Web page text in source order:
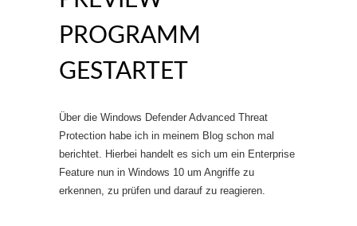
PROGRAMM
GESTARTET
Über die Windows Defender Advanced Threat
Protection habe ich in meinem Blog schon mal
berichtet. Hierbei handelt es sich um ein Enterprise
Feature nun in Windows 10 um Angriffe zu
erkennen, zu prüfen und darauf zu reagieren.